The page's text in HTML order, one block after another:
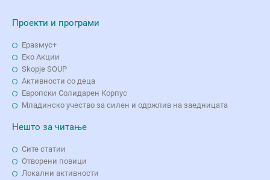
Проекти и програми
Еразмус+
Еко Aкции
Skopje SOUP
Активности со деца
Европски Солидарен Корпус
Младинско учество за силен и одржлив на заедницата
Нешто за читање
Сите статии
Отворени повици
Локални активности